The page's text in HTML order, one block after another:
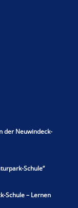
der Neuwindeck-
Schule“
Schule – Lernen